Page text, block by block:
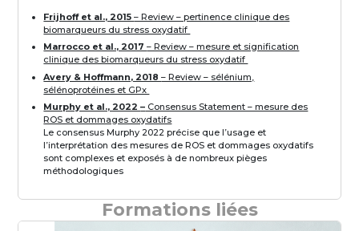
Frijhoff et al., 2015– Review – pertinence clinique des
biomarqueurs du stress oxydatif
Marrocco et al., 2017– Review – mesure et signification
clinique des biomarqueurs du stress oxydatif
Avery & Hoffmann, 2018– Review – sélénium,
sélénoprotéines et GPx
Murphy et al., 2022– Consensus Statement – mesure des
ROS et dommages oxydatifs
Le consensus Murphy 2022 précise que l’usage et
l’interprétation des mesures de ROS et dommages oxydatifs
sont complexes et exposés à de nombreux pièges
méthodologiques
Formations liées